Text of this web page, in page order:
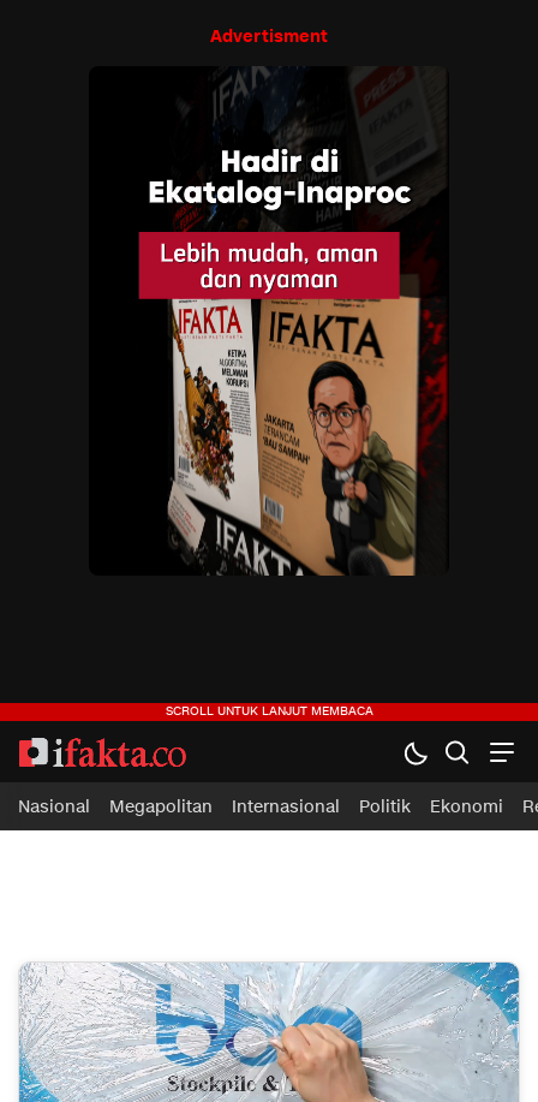
Advertisment
ifakta.co
#pastibenar
Nasional Megapolitan Internasional Politik Ekonomi